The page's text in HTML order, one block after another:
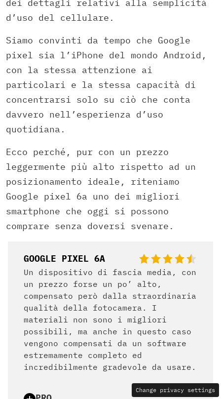
dei dettagli relativi alla semplicità
d’uso del cellulare.
Siamo convinti da tempo che Google
pixel sia l’iPhone del mondo Android,
con la stessa attenzione ai
particolari e la stessa capacità di
concentrarsi solo su ciò che conta
davvero nell’esperienza d’uso
quotidiana.
Ecco perché, pur con un prezzo
leggermente più alto rispetto ad un
posizionamento ideale, riteniamo
Google pixel 6a uno dei migliori
smartphone che oggi si possono
comprare senza doversi svenare.
GOOGLE PIXEL 6A
Un dispositivo di fascia media, con
un prezzo forse un po’ alto,
compensato però dalla straordinaria
qualità della fotocamera. I
materiali non sono i migliori
possibili, ma anche in questo caso
vengono compensati da un software
estremamente completo ed
incredibilmente gradevole da usare.
Change privacy settings